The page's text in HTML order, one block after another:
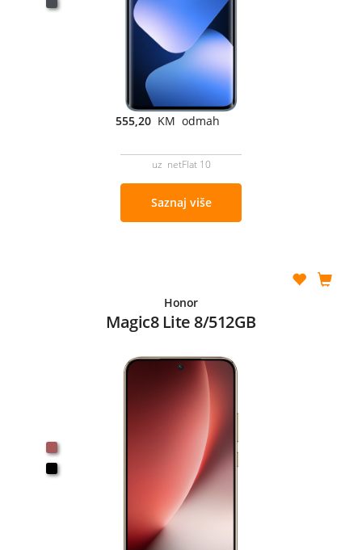
555,20 KM odmah
uz netFlat 10
Saznaj više
Honor
Magic8 Lite 8/512GB